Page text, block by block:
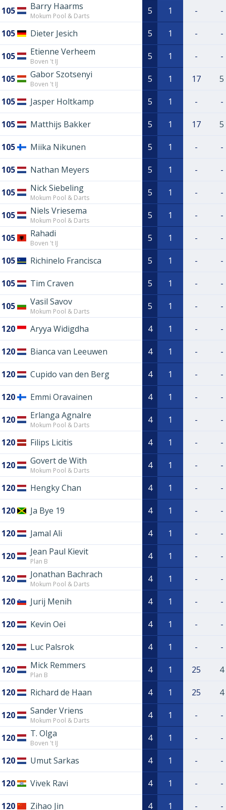
105 Barry Haarms
Mokum Pool & Darts 5 1 - -
105 Dieter Jesich 5 1 - -
105 Etienne Verheem
Boven 't IJ 5 1 - -
105 Gabor Szotsenyi
Boven 't IJ 5 1 17 5
105 Jasper Holtkamp 5 1 - -
105 Matthijs Bakker 5 1 17 5
105 Miika Nikunen 5 1 - -
105 Nathan Meyers 5 1 - -
105 Nick Siebeling
Mokum Pool & Darts 5 1 - -
105 Niels Vriesema
Mokum Pool & Darts 5 1 - -
105 Rahadi
Boven 't IJ 5 1 - -
105 Richinelo Francisca 5 1 - -
105 Tim Craven 5 1 - -
105 Vasil Savov
Mokum Pool & Darts 5 1 - -
120 Aryya Widigdha 4 1 - -
120 Bianca van Leeuwen 4 1 - -
120 Cupido van den Berg 4 1 - -
120 Emmi Oravainen 4 1 - -
120 Erlanga Agnalre
Mokum Pool & Darts 4 1 - -
120 Filips Licitis 4 1 - -
120 Govert de With
Mokum Pool & Darts 4 1 - -
120 Hengky Chan 4 1 - -
120 Ja Bye 19 4 1 - -
120 Jamal Ali 4 1 - -
120 Jean Paul Kievit
Plan B 4 1 - -
120 Jonathan Bachrach
Mokum Pool & Darts 4 1 - -
120 Jurij Menih 4 1 - -
120 Kevin Oei 4 1 - -
120 Luc Palsrok 4 1 - -
120 Mick Remmers
Plan B 4 1 25 4
120 Richard de Haan 4 1 25 4
120 Sander Vriens
Mokum Pool & Darts 4 1 - -
120 T. Olga
Boven 't IJ 4 1 - -
120 Umut Sarkas 4 1 - -
120 Vivek Ravi 4 1 - -
120 Zihao Jin 4 1 - -